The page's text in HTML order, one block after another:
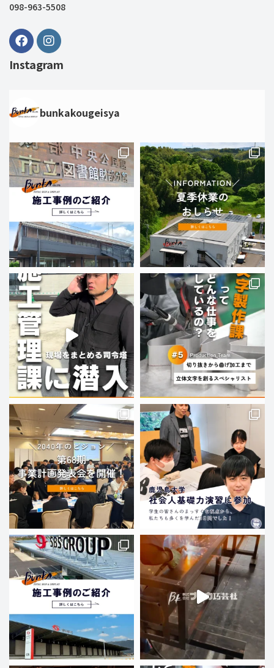
098-963-5508
Instagram
bunkakougeisya